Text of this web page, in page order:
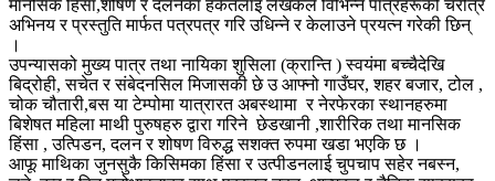
मानसिक हिंसा,शोषण र दलनका हर्कतलाइ लेखकले विभिन्न पात्रहरूको चरीत्र
अभिनय र प्रस्तुति मार्फत पत्रपत्र गरि उधिन्ने र केलाउने प्रयत्न गरेकी छिन्
।
उपन्यासको मुख्य पात्र तथा नायिका शुसिला (क्रान्ति ) स्वयंमा बच्चैदेखि
बिद्रोही, सचेत र संबेदनसिल मिजासकी छे उ आफ्नो गाउँघर, शहर बजार, टोल ,
चोक चौतारी,बस या टेम्पोमा यात्रारत अबस्थामा र नेरफेरका स्थानहरुमा
बिशेषत महिला माथी पुरुषहरु द्वारा गरिने छेडखानी ,शारीरिक तथा मानसिक
हिंसा , उत्पिडन, दलन र शोषण विरुद्ध सशक्त रुपमा खडा भएकि छ ।
आफू माथिका जुनसुकै किसिमका हिंसा र उत्पीडनलाई चुपचाप सहेर नबस्न,